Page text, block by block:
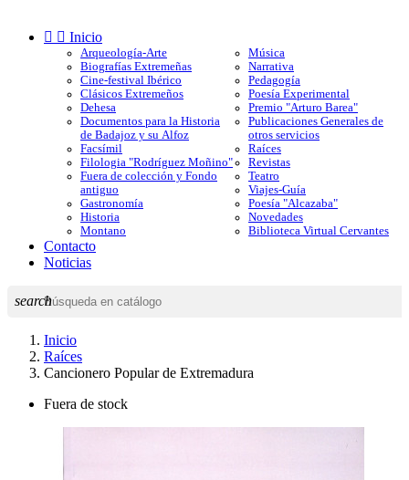
  Inicio
Arqueología-Arte
Biografías Extremeñas
Cine-festival Ibérico
Clásicos Extremeños
Dehesa
Documentos para la Historia
de Badajoz y su Alfoz
Facsímil
Filologia "Rodríguez Moñino"
Fuera de colección y Fondo
antiguo
Gastronomía
Historia
Montano
Música
Narrativa
Pedagogía
Poesía Experimental
Premio "Arturo Barea"
Publicaciones Generales de
otros servicios
Raíces
Revistas
Teatro
Viajes-Guía
Poesía "Alcazaba"
Novedades
Biblioteca Virtual Cervantes
Contacto
Noticias
search
Inicio
Raíces
Cancionero Popular de Extremadura
Fuera de stock